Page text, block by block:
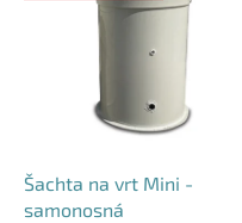
Šachta na vrt Mini -
samonosná